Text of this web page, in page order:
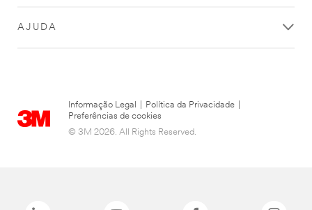
AJUDA
Informação Legal Política da Privacidade
Preferências de cookies
© 3M 2026. All Rights Reserved.